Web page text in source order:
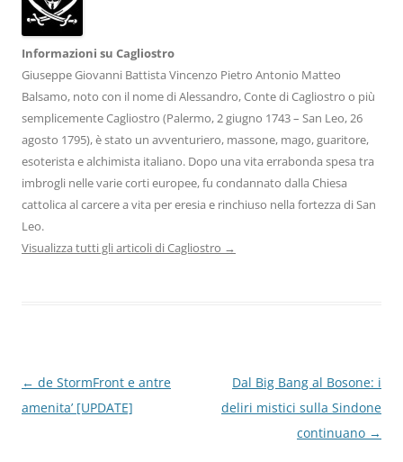
Informazioni su Cagliostro
Giuseppe Giovanni Battista Vincenzo Pietro Antonio Matteo
Balsamo, noto con il nome di Alessandro, Conte di Cagliostro o più
semplicemente Cagliostro (Palermo, 2 giugno 1743 – San Leo, 26
agosto 1795), è stato un avventuriero, massone, mago, guaritore,
esoterista e alchimista italiano. Dopo una vita errabonda spesa tra
imbrogli nelle varie corti europee, fu condannato dalla Chiesa
cattolica al carcere a vita per eresia e rinchiuso nella fortezza di San
Leo.
Visualizza tutti gli articoli di Cagliostro →
Navigazione
articolo
← de StormFront e antre
amenita’ [UPDATE]
Dal Big Bang al Bosone: i
deliri mistici sulla Sindone
continuano →